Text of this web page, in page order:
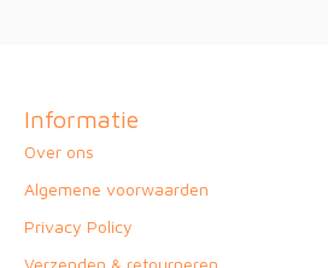
Informatie
Over ons
Algemene voorwaarden
Privacy Policy